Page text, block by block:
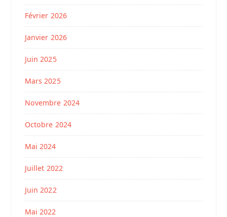
Février 2026
Janvier 2026
Juin 2025
Mars 2025
Novembre 2024
Octobre 2024
Mai 2024
Juillet 2022
Juin 2022
Mai 2022